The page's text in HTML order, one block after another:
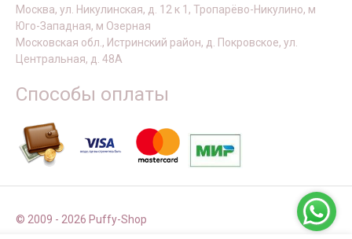
Москва, ул. Никулинская, д. 12 к 1, Тропарёво-Никулино, м
Юго-Западная, м Озерная
Московская обл., Истринский район, д. Покровское, ул.
Центральная, д. 48А
Способы оплаты
© 2009 - 2026 Puffy-Shop